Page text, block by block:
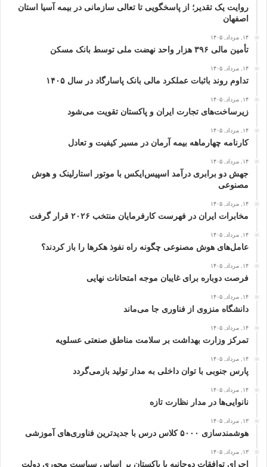
روایت یک تقدیر؛ از پاسخگویی تا تعالی سازمانی در بیمه آسیا استان
اصفهان
۱۴, مرداد, ۱۴۰۵
تأمین مالی ۳۹۶ هزار واحد نهضت ملی توسط بانک مسکن
۱۴, مرداد, ۱۴۰۵
تداوم روند باثبات عملکرد مالی بانک پاسارگاد در سال ۱۴۰۵
۱۴, مرداد, ۱۴۰۵
زیرساخت‌های تجارت ایران و پاکستان تقویت می‌شود
۱۴, مرداد, ۱۴۰۵
کارنامه چهارماهه بیمه آرمان در مسیر کیفیت و تعادل
۱۴, مرداد, ۱۴۰۵
جهش دو برابری درآمد اسپیس‌ایکس با موتور استارلینک و هوش
مصنوعی
۱۴, مرداد, ۱۴۰۵
مخابرات ایران در فهرست کارفرمایان منتخب ۲۰۲۶ قرار گرفت
۱۴, مرداد, ۱۴۰۵
عامل‌های هوش مصنوعی چگونه راه نفوذ هکرها را باز کردند؟
۱۴, مرداد, ۱۴۰۵
فرصت دوباره برای غایبان موجه امتحانات نهایی
۱۴, مرداد, ۱۴۰۵
دانشگاه منزوی از فناوری جا می‌ماند
۱۴, مرداد, ۱۴۰۵
تمرکز وزارت بهداشت بر سلامت مناطق صنعتی عسلویه
۱۴, مرداد, ۱۴۰۵
پارس جنوبی با توان داخلی به مدار تولید بازمی‌گردد
۱۴, مرداد, ۱۴۰۵
نانوایی‌ها در مدار نظارت تازه
۱۳, مرداد, ۱۴۰۵
هوشمندسازی ۵۰۰۰ کلاس درس با جدیدترین فناوری‌های آموزشی
۱۳, مرداد, ۱۴۰۵
اجرای توافقات دوجانبه با پاکستان بر اساس سیاست محوری دولت